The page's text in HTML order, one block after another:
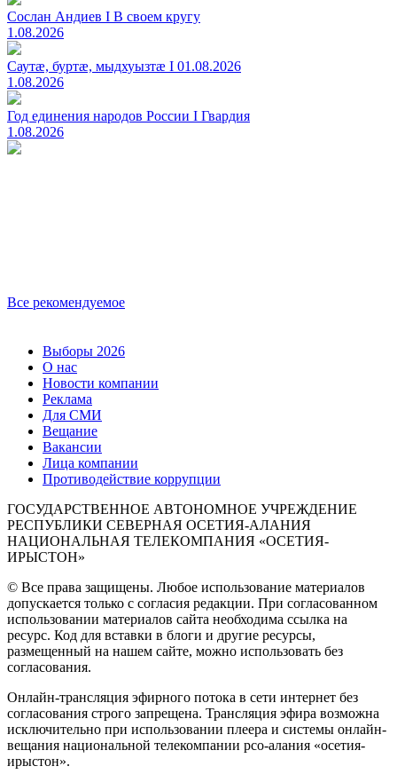
Сослан Андиев I В своем кругу
1.08.2026
Саутӕ, буртӕ, мыдхуызтӕ I 01.08.2026
1.08.2026
Год единения народов России I Гвардия
1.08.2026
Все рекомендуемое
Выборы 2026
О нас
Новости компании
Реклама
Для СМИ
Вещание
Вакансии
Лица компании
Противодействие коррупции
ГОСУДАРСТВЕННОЕ АВТОНОМНОЕ УЧРЕЖДЕНИЕ
РЕСПУБЛИКИ СЕВЕРНАЯ ОСЕТИЯ-АЛАНИЯ
НАЦИОНАЛЬНАЯ ТЕЛЕКОМПАНИЯ «ОСЕТИЯ-
ИРЫСТОН»
© Все права защищены. Любое использование материалов
допускается только с согласия редакции. При согласованном
использовании материалов сайта необходима ссылка на
ресурс. Код для вставки в блоги и другие ресурсы,
размещенный на нашем сайте, можно использовать без
согласования.
Онлайн-трансляция эфирного потока в сети интернет без
согласования строго запрещена. Трансляция эфира возможна
исключительно при использовании плеера и системы онлайн-
вещания национальной телекомпании рсо-алания «осетия-
ирыстон».